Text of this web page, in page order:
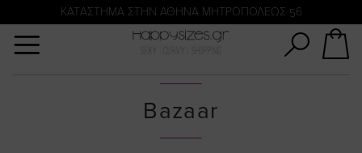
KATΑΣΤΗΜΑ ΣΤΗΝ ΑΘΗΝΑ ΜΗΤΡΟΠΟΛΕΩΣ 56
Bazaar
Αναζήτηση